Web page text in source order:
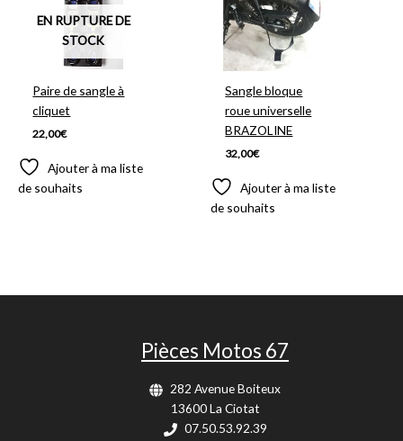
EN RUPTURE DE
STOCK
Paire de sangle à
cliquet
22,00€
Ajouter à ma liste
de souhaits
Sangle bloque
roue universelle
BRAZOLINE
32,00€
Ajouter à ma liste
de souhaits
Pièces Motos 67
282 Avenue Boiteux
13600 La Ciotat
07.50.53.92.39